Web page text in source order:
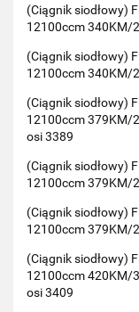
(Ciągnik siodłowy)
12100ccm 340KM/
(Ciągnik siodłowy)
12100ccm 340KM/
(Ciągnik siodłowy)
12100ccm 379KM/
osi 3389
(Ciągnik siodłowy)
12100ccm 379KM/
(Ciągnik siodłowy)
12100ccm 379KM/
(Ciągnik siodłowy)
12100ccm 420KM/
osi 3409